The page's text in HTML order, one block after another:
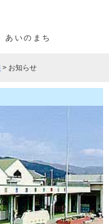
あいのまち
> お知らせ